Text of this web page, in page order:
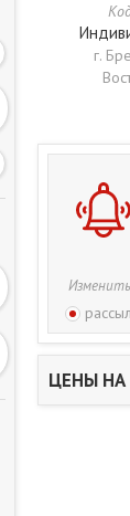
г.
ЦЕНЫ НА